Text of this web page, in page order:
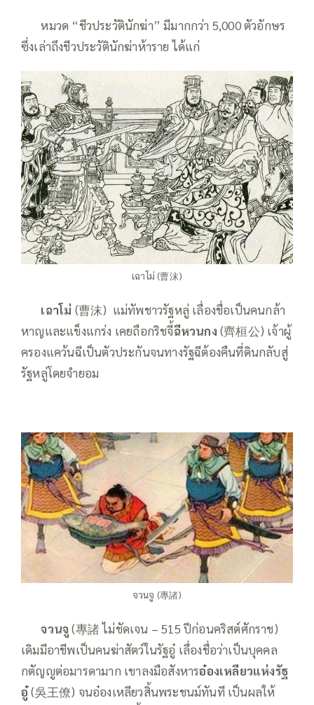
——หมวด “ชีวประวัตินักฆ่า” มีมากกว่า 5,000 ตัวอักษร
ซึ่งเล่าถึงชีวประวัตินักฆ่าห้าราย ได้แก่
เฉาโม่ (曹沫)
เฉาโม่ (曹沫) แม่ทัพชาวรัฐหลู่ เลื่องชื่อเป็นคนกล้า
หาญและแข็งแกร่ง เคยถือกริชจี้ฉีหวนกง (齊桓公) เจ้าผู้
ครองแคว้นฉีเป็นตัวประกันจนทางรัฐฉีต้องคืนที่ดินกลับสู่
รัฐหลู่โดยจำยอม
จวนจู (專諸)
——จวนจู(專諸 ไม่ชัดเจน – 515 ปีก่อนคริสต์ศักราช)
เดิมมีอาชีพเป็นคนฆ่าสัตว์ในรัฐอู๋ เลื่องชื่อว่าเป็นบุคคล
กตัญญูต่อมารดามาก เขาลงมือสังหารอ๋องเหลียวแห่งรัฐ
อู๋(吳王僚) จนอ๋องเหลียวสิ้นพระชนม์ทันที เป็นผลให้